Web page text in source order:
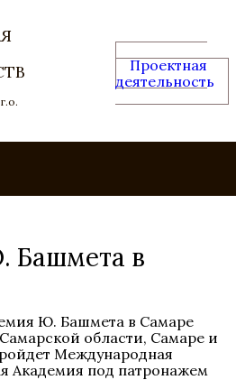
Проектная
деятельность
Башмета в
области, Самаре и
Международная
Академия под патронажем